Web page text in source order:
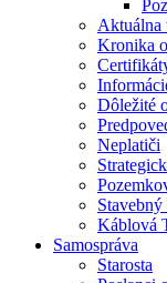
Aktuálna
Kronika
Dôležité
Neplatiči
Stavebný
Káblová
Samospráva
Starosta